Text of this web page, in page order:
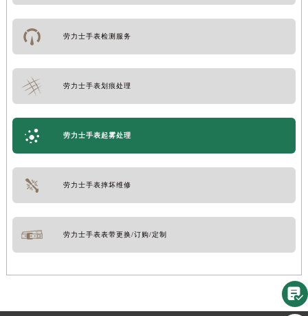
劳力士手表检测服务
劳力士手表划痕处理
劳力士手表起雾处理
劳力士手表摔坏维修
劳力士手表表带更换/订购/定制
